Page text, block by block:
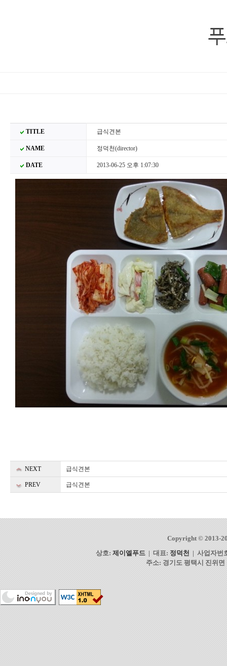
TITLE 급식견본
NAME 정덕천(director)
DATE 2013-06-25 오후 1:07:30
NEXT 급식견본
PREV 급식견본
Copyright © 2013-
상호: 제이엘푸드 | 대표: 정덕천 | 사업자번
주소: 경기도 평택시 진위